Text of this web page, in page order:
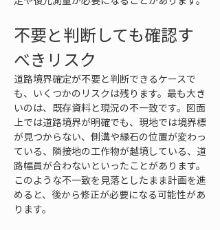
不要と判断しても確認す
べきリスク
道路境界確定が不要と判断できるケースで
も、いくつかのリスクは残ります。最も大き
いのは、既存資料と現況の不一致です。図面
上では道路境界が明確でも、現地では境界標
が見つからない、側溝や縁石の位置が変わっ
ている、隣接地の工作物が越境している、道
路幅員が合わないといったことがあります。
このような不一致を見落としたまま計画を進
めると、後から修正が必要になる可能性があ
ります。